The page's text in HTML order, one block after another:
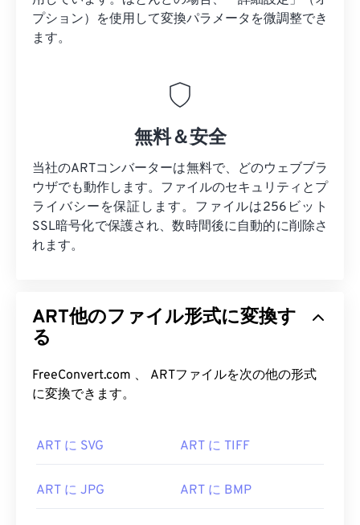
プション）を使用して変換パラメータを微調整でき
ます。
無料＆安全
当社のARTコンバーターは無料で、どのウェブブラ
ウザでも動作します。ファイルのセキュリティとプ
ライバシーを保証します。ファイルは256ビット
SSL暗号化で保護され、数時間後に自動的に削除さ
れます。
ART他のファイル形式に変換す
る
FreeConvert.com 、 ARTファイルを次の他の形式
に変換できます。
ART に SVG ART に TIFF
ART に JPG ART に BMP